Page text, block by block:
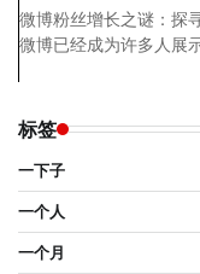
微博粉丝增长之谜：探
微博已经成为许多人展
标签
一下子
一个人
一个月